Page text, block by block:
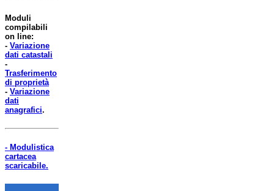
Moduli
compilabili
on line:
- Variazione
dati catastali
-
Trasferimento
di proprietà
- Variazione
dati
anagrafici.
- Modulistica
cartacea
scaricabile.